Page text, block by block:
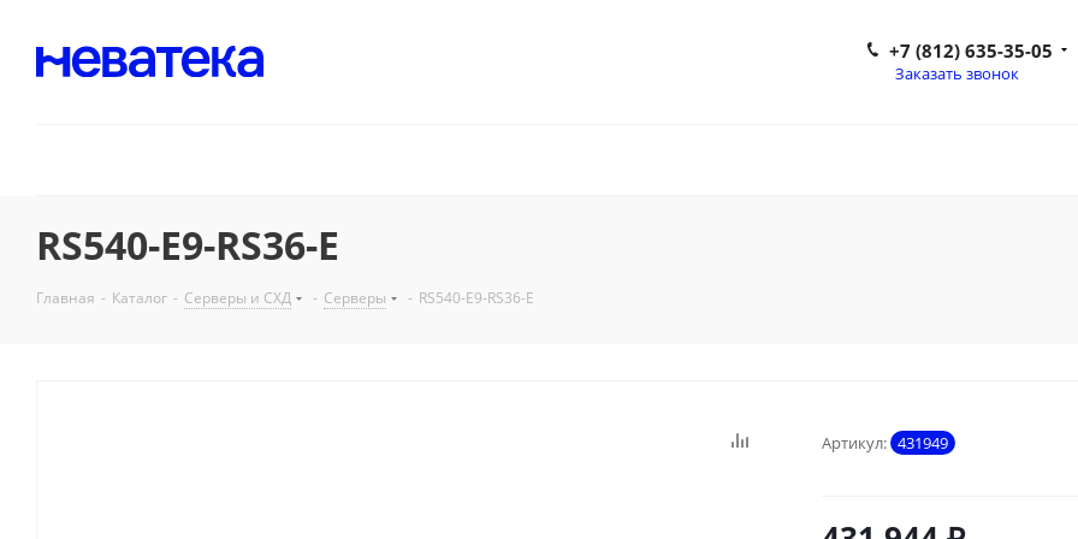
+7 (812) 635-35-05
Заказать звонок
RS540-E9-RS36-E
Главная - Каталог - Серверы и СХД - Серверы - RS540-E9-RS36-E
Артикул: 431949